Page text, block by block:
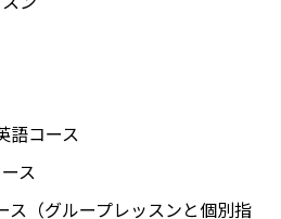
語コース
ス
ス（グループレッスンと個別指